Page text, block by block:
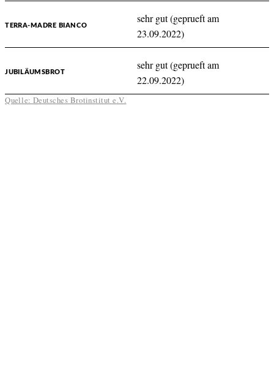
TERRA-MADRE BIANCO
sehr gut (geprueft am
23.09.2022)
JUBILÄUMSBROT
sehr gut (geprueft am
22.09.2022)
Quelle: Deutsches Brotinstitut e.V.